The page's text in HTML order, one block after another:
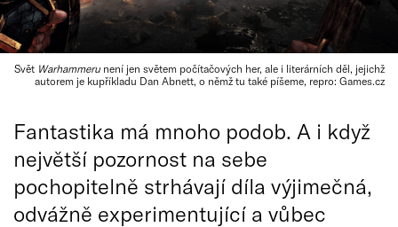
Svět Warhammerunení jen světem počítačových her, ale i literárních děl, jejichž
autorem je kupříkladu Dan Abnett, o němž tu také píšeme, repro: Games.cz
Fantastika má mnoho podob. A i když
největší pozornost na sebe
pochopitelně strhávají díla výjimečná,
odvážně experimentující a vůbec